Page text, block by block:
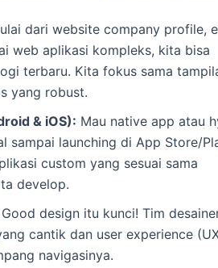
dari website company profile,
web aplikasi kompleks, kita bisa
terbaru. Kita fokus sama
yang robust.
& iOS): Mau native app atau
sampai launching di App Store/
custom yang sesuai sama
develop.
Good design itu kunci! Tim
cantik dan user experience
navigasinya.